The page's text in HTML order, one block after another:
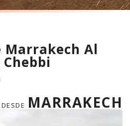
Marrakech Al
DESDE MARRAKECH